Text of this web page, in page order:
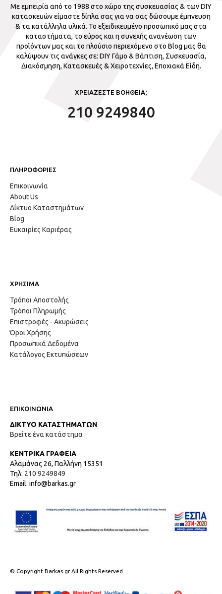
Με εμπειρία από το 1988 στο χώρο της συσκευασίας & των DIY
κατασκευών είμαστε δίπλα σας για να σας δώσουμε έμπνευση
& τα κατάλληλα υλικά. Το εξειδικευμένο προσωπικό μας στα
καταστήματα, το εύρος και η συνεχής ανανέωση των
προϊόντων μας και το πλούσιο περιεχόμενο στο Blog μας θα
καλύψουν τις ανάγκες σε: DIY Γάμο & Βάπτιση, Συσκευασία,
Διακόσμηση, Κατασκευές & Χειροτεχνίες, Εποχιακά Είδη.
ΧΡΕΙΑΖΕΣΤΕ ΒΟΗΘΕΙΑ;
210 9249840
ΠΛΗΡΟΦΟΡΙΕΣ
Επικοινωνία
About Us
Δίκτυο Καταστημάτων
Blog
Ευκαιρίες Καριέρας
ΧΡΗΣΙΜΑ
Τρόποι Αποστολής
Τρόποι Πληρωμής
Επιστροφές - Ακυρώσεις
Όροι Χρήσης
Προσωπικά Δεδομένα
Κατάλογος Εκτυπώσεων
ΕΠΙΚΟΙΝΩΝΙΑ
ΔΙΚΤΥΟ ΚΑΤΑΣΤΗΜΑΤΩΝ
Βρείτε ένα κατάστημα
ΚΕΝΤΡΙΚΑ ΓΡΑΦΕΙΑ
Αλαμάνας 26, Παλλήνη 15351
Τηλ: 210 9249849
Email: info@barkas.gr
© Copyright Barkas.gr All Rights Reserved